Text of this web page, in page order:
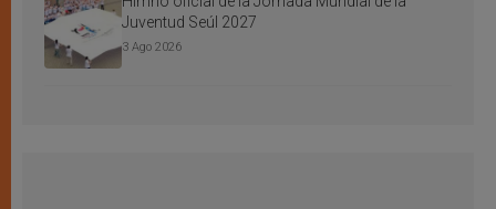
Juventud Seúl 2027
3 Ago 2026